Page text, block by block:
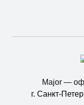
Major —
г. Санкт-